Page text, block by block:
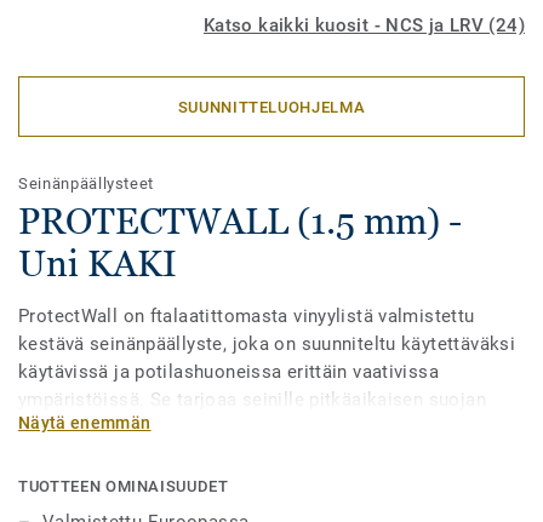
Katso kaikki kuosit - NCS ja LRV (24)
SUUNNITTELUOHJELMA
Seinänpäällysteet
PROTECTWALL (1.5 mm) -
Uni KAKI
ProtectWall on ftalaatittomasta vinyylistä valmistettu
kestävä seinänpäällyste, joka on suunniteltu käytettäväksi
käytävissä ja potilashuoneissa erittäin vaativissa
ympäristöissä. Se tarjoaa seinille pitkäaikaisen suojan
iskuilta, naarmuilta, tahroilta ja kemikaaleilta, ja auttaa
seinävaurioita. Joustava ja helppo asentaa. Käsitelty Top
Clean XP -pinnalla helpottamaan puhdistusta (paras
Näytä enemmän
TUOTTEEN OMINAISUUDET